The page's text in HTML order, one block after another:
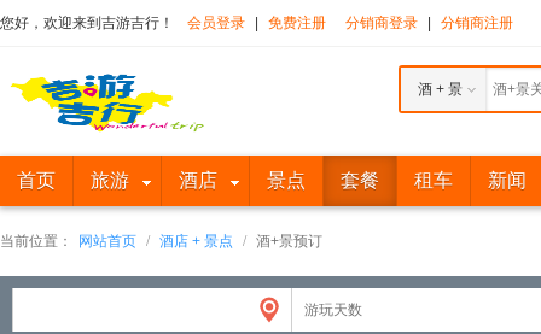
您好，欢迎来到吉游吉行！ 会员登录 免费注册 分销商登录 分销商注册
酒 + 景
首页 旅游 酒店 景点 套餐 租车 新闻
当前位置： 网站首页 / 酒店 + 景点 / 酒+景预订